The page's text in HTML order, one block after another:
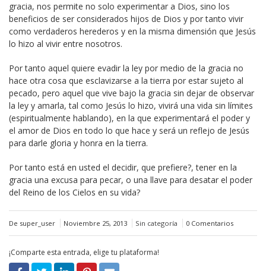
gracia, nos permite no solo experimentar a Dios, sino los
beneficios de ser considerados hijos de Dios y por tanto vivir
como verdaderos herederos y en la misma dimensión que Jesús
lo hizo al vivir entre nosotros.
Por tanto aquel quiere evadir la ley por medio de la gracia no
hace otra cosa que esclavizarse a la tierra por estar sujeto al
pecado, pero aquel que vive bajo la gracia sin dejar de observar
la ley y amarla, tal como Jesús lo hizo, vivirá una vida sin límites
(espiritualmente hablando), en la que experimentará el poder y
el amor de Dios en todo lo que hace y será un reflejo de Jesús
para darle gloria y honra en la tierra.
Por tanto está en usted el decidir, que prefiere?, tener en la
gracia una excusa para pecar, o una llave para desatar el poder
del Reino de los Cielos en su vida?
De super_user Noviembre 25, 2013 Sin categoría 0 Comentarios
¡Comparte esta entrada, elige tu plataforma!